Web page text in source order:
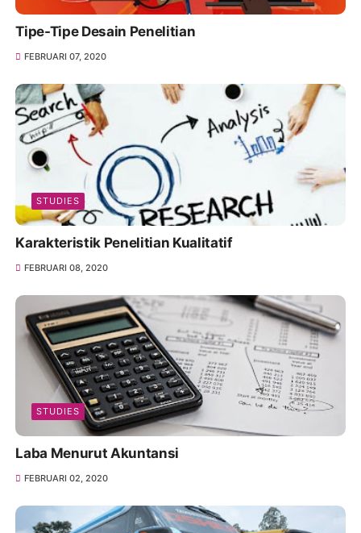
Tipe-Tipe Desain Penelitian
FEBRUARI 07, 2020
STUDIES
Karakteristik Penelitian Kualitatif
FEBRUARI 08, 2020
STUDIES
Laba Menurut Akuntansi
FEBRUARI 02, 2020